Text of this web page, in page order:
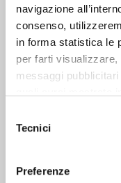
navigazione
consenso,
in forma statistica le
per farti
messaggi
delTecnici
Preferenze